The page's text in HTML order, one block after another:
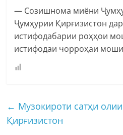
— Созишнома миёни
Ҷумҳурии Қирғизистон
истифодабарии роҳҳои
истифодаи чорроҳаи
← Музокироти сатҳи
Қирғизистон